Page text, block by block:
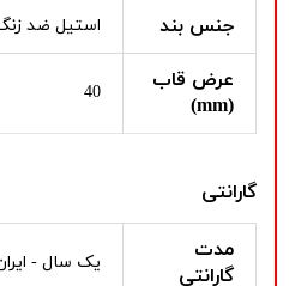
جنس بند استیل ضد
عرض قاب
(mm)
40
گارانتی
مدت
گارانتی
یک سال -